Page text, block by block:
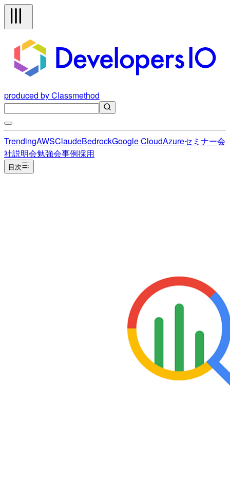
produced by Classmethod
TrendingAWSClaudeBedrockGoogle CloudAzureセミナー会
社説明会勉強会事例採用
目次